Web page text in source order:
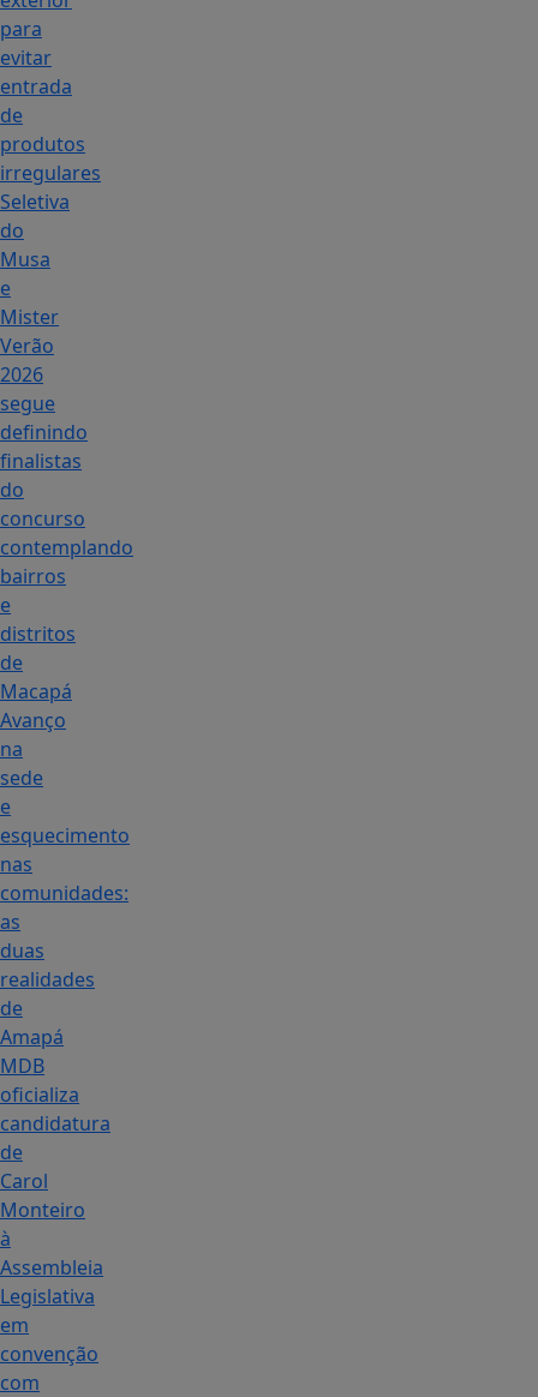
para
evitar
entrada
de
produtos
irregulares
Seletiva
do
Musa
e
Mister
Verão
2026
segue
definindo
finalistas
do
concurso
contemplando
bairros
e
distritos
de
Macapá
Avanço
na
sede
e
esquecimento
nas
comunidades:
as
duas
realidades
de
Amapá
MDB
oficializa
candidatura
de
Carol
Monteiro
à
Assembleia
Legislativa
em
convenção
com